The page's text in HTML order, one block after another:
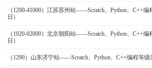
（1200-41000）江苏苏州站——Scratch、Python、C++编
日）
（1020-02000）北京朝阳站——Scratch、Python、C++编
日）
（1290）山东济宁站——Scratch、Python、C++编程等级